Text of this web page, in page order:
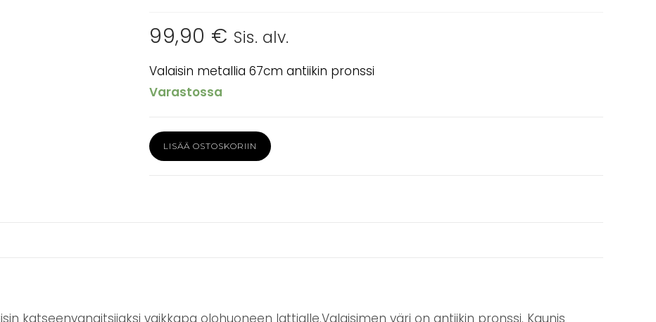
99,90 € Sis. alv.
Valaisin metallia 67cm antiikin pronssi
Varastossa
Valaisin
metallia
LISÄÄ OSTOSKORIIN
katseenvangitsijaksi vaikkapa olohuoneen lattialle.Valaisimen väri on antiikin pronssi. Kaunis